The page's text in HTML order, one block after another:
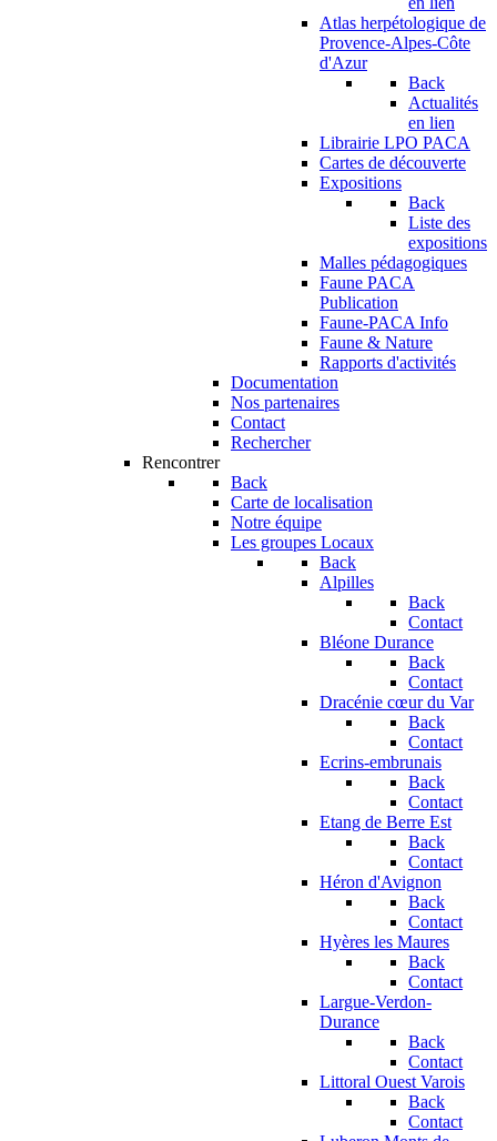
Atlas herpétologique de
Provence-Alpes-Côte
d'Azur
Back
Actualités
en lien
Librairie LPO PACA
Cartes de découverte
Expositions
Back
Liste des
expositions
Malles pédagogiques
Faune PACA
Publication
Faune-PACA Info
Faune & Nature
Rapports d'activités
Documentation
Nos partenaires
Contact
Rechercher
Rencontrer
Back
Carte de localisation
Notre équipe
Les groupes Locaux
Back
Alpilles
Back
Contact
Bléone Durance
Back
Contact
Dracénie cœur du Var
Back
Contact
Ecrins-embrunais
Back
Contact
Etang de Berre Est
Back
Contact
Héron d'Avignon
Back
Contact
Hyères les Maures
Back
Contact
Largue-Verdon-
Durance
Back
Contact
Littoral Ouest Varois
Back
Contact